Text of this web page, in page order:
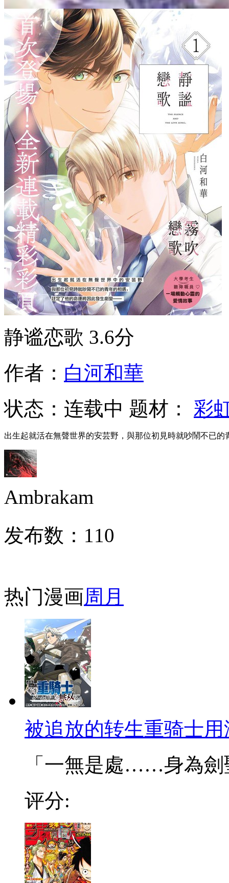
静谧恋歌 3.6分
作者： 白河和華
状态： 连载中 题材： 彩
出生起就活在無聲世界的安芸野，與那位初見時就吵鬧不已
Ambrakam
发布数： 110
热门漫画周 月
被追放的转生重骑士
「一無是處……身為劍
评分: